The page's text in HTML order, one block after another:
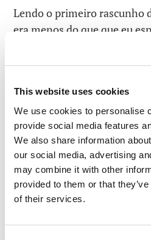
This website uses cookies
We use cookies to personalise
provide social media features
We also share information
our social media, advertising
may combine it with other
provided to them or that
of their services.
Lendo o primeiro rascunho
era menos do que que eu
também tinha chegado a
57 ou 73 -não me lembro
mais cedo ou mais tarde,
algum momento da vida. E
Bem, eis aqui o resultado: “
Places in the World” (100
mundo para visitar) . É uma
Espero que você goste e
de visitar o máximo de